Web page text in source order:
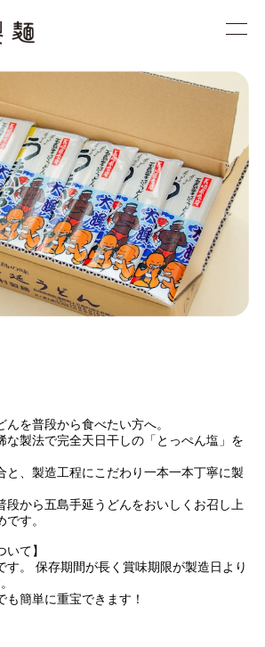
を普段から食べたい方へ。
な製法で完全天日干しの「とっぺん塩」を
と、製造工程にこだわり一本一本丁寧に製
段から五島手延うどんをおいしくお召し上
す。
いて】
す。 保存期間が長く賞味期限が製造日より
も簡単に重宝できます！